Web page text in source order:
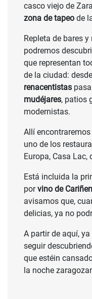
casco viejo de
zona de tapeo de
Repleta de bares
podremos
que representan
de la ciudad: desde
renacentistas
mudéjares, patios
modernistas.
Allí
uno de los
Europa, Casa Lac,
Está incluida la
porvino de
avisamos que,
delicias, ya no
A partir de aquí,
seguir
que estéin
la noche